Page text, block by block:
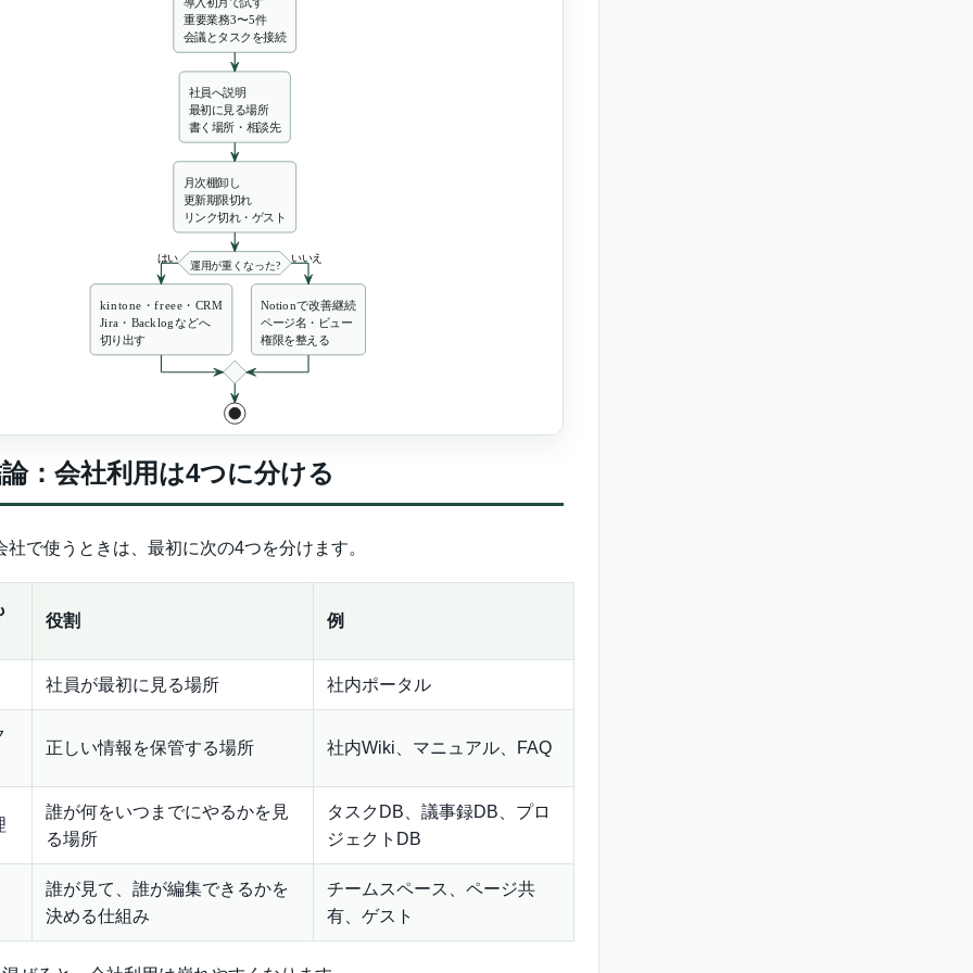
：会社利用は4つに分ける
社で使うときは、最初に次の4つを分けます。
役割 例
社員が最初に見る場所 社内ポータル
正しい情報を保管する場所 社内Wiki、マニュアル、FAQ
誰が何をいつまでにやるかを見
る場所
タスクDB、議事録DB、プロ
ジェクトDB
誰が見て、誰が編集できるかを
決める仕組み
チームスペース、ページ共
有、ゲスト